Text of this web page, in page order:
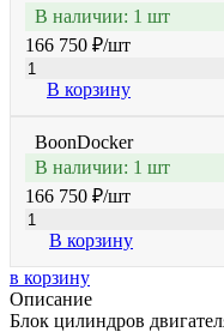
В наличии: 1 шт
166 750 ₽/шт
В корзину
BoonDocker
В наличии: 1 шт
166 750 ₽/шт
В корзину
в корзину
Описание
Блок цилиндров